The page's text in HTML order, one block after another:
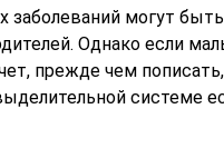
могут быть
Однако если
прежде чем
системе